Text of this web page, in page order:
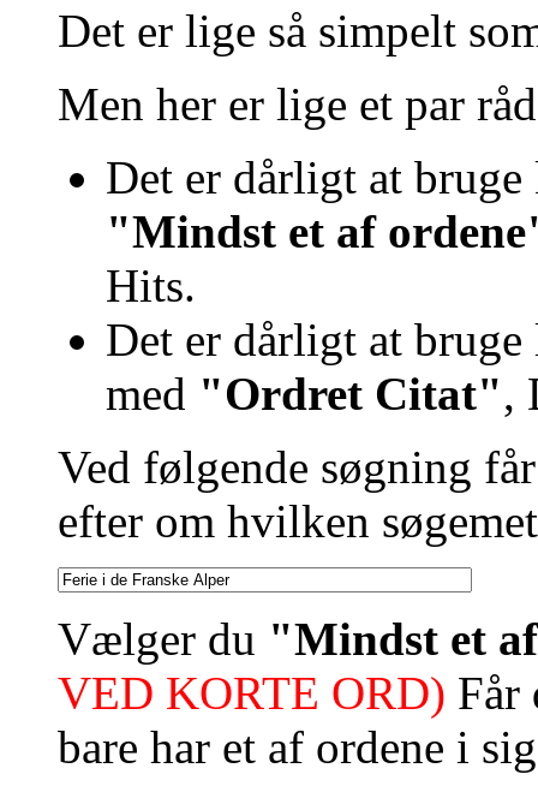
Det er lige så simpelt
Men her er lige et par
Det er dårligt at
"Mindst et af
Hits.
Det er dårligt at
med "Ordret Citat",
Ved følgende søgning
efter om hvilken
Vælger du "Mindst et
VED KORTE ORD) Får
bare har et af ordene i